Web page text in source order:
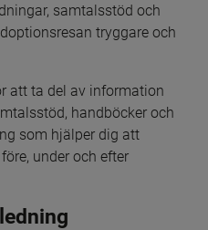
samtalsstöd och
tryggare och
att ta del av information
handböcker och
som hjälper dig att
under och efter